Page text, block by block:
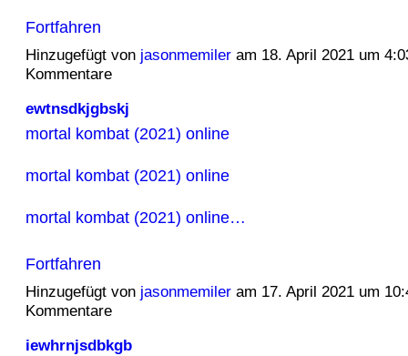
Fortfahren
Hinzugefügt von jasonmemileram 18. April 2021 um
Kommentare
ewtnsdkjgbskj
mortal kombat (2021) online
mortal kombat (2021) online
mortal kombat (2021) online…
Fortfahren
Hinzugefügt von jasonmemileram 17. April 2021 um
Kommentare
iewhrnjsdbkgb